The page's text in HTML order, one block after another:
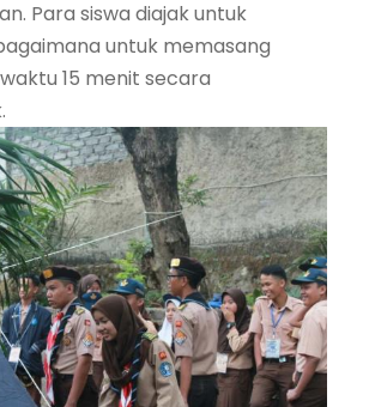
Para siswa diajak untuk
untuk memasang
15 menit secara